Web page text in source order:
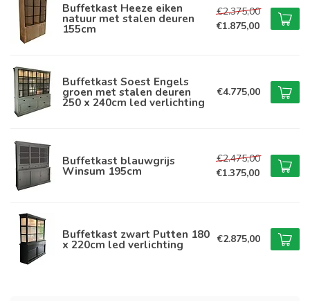
Buffetkast Heeze eiken
natuur met stalen deuren
155cm
€2.375,00
€1.875,00
Buffetkast Soest Engels
groen met stalen deuren
250 x 240cm led verlichting
€4.775,00
Buffetkast blauwgrijs
Winsum 195cm
€2.475,00
€1.375,00
Buffetkast zwart Putten 180
x 220cm led verlichting €2.875,00